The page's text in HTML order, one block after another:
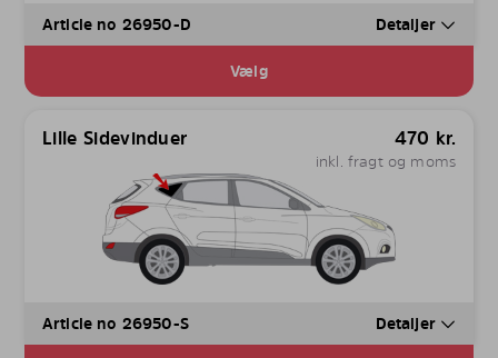
Article no 26950-D Detaljer
Vælg
Lille Sidevinduer 470 kr.
inkl. fragt og moms
Article no 26950-S Detaljer